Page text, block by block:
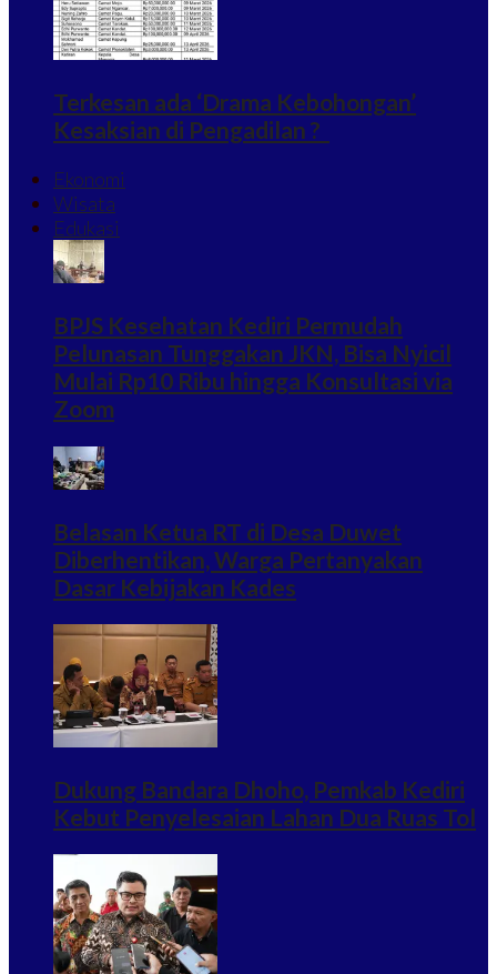
Terkesan ada ‘Drama Kebohongan’
Kesaksian di Pengadilan ?
Ekonomi
Wisata
Edukasi
BPJS Kesehatan Kediri Permudah
Pelunasan Tunggakan JKN, Bisa Nyicil
Mulai Rp10 Ribu hingga Konsultasi via
Zoom
Belasan Ketua RT di Desa Duwet
Diberhentikan, Warga Pertanyakan
Dasar Kebijakan Kades
Dukung Bandara Dhoho, Pemkab Kediri
Kebut Penyelesaian Lahan Dua Ruas Tol